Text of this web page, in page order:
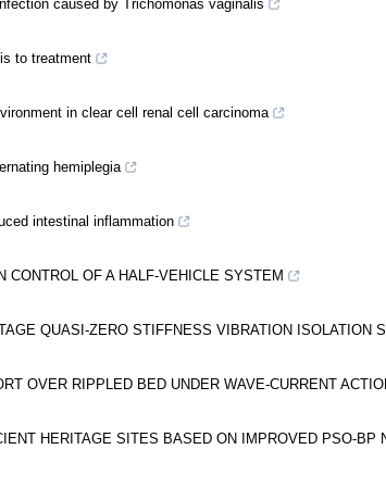
caused by Trichomonas vaginalis
to treatment
in clear cell renal cell carcinoma
hemiplegia
intestinal inflammation
CONTROL OF A HALF-VEHICLE SYSTEM
QUASI-ZERO STIFFNESS VIBRATION ISOLATION
OVER RIPPLED BED UNDER WAVE-CURRENT
HERITAGE SITES BASED ON IMPROVED PSO-BP